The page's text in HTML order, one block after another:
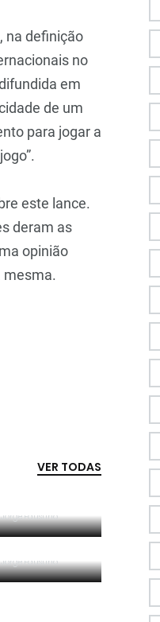
na definição
no
em
de um
para jogar a
este lance.
deram as
opinião
mesma.
VER TODAS
Jorge Faustino
vs
Jorge Faustino